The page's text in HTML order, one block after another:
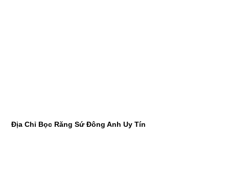
Địa Chỉ Bọc Răng Sứ Đông Anh Uy Tín